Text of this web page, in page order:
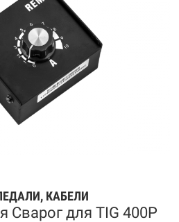
КАБЕЛИ
Сварог для TIG 400P